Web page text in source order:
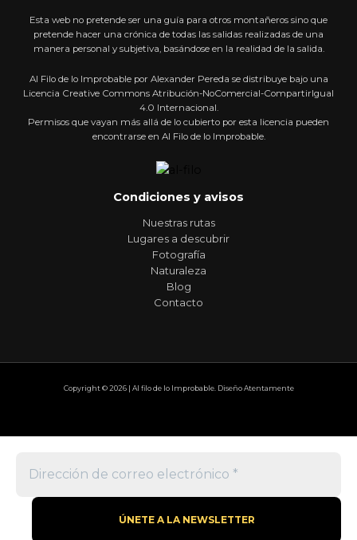
Esta web no pretende ser una guía para otros montañeros sino que
pretende hacer una crónica de todas las salidas realizadas de una
manera personal y subjetiva, basándose en la realidad de la salida.
Al Filo de lo Improbable por Alexander Pereda se distribuye bajo una
Licencia Creative Commons Atribución-NoComercial-CompartirIgual
4.0 Internacional.
Permisos que vayan más allá de lo cubierto por esta licencia pueden
encontrarse en Al Filo de lo Improbable.
Condiciones y avisos
Nuestras rutas
Lugares a descubrir
Fotografía
Naturaleza
Blog
Contacto
Copyright © 2026 | Al filo de lo Improbable. Diseño Atentamente